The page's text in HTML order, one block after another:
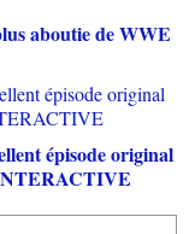
aboutie de WWE
épisode original